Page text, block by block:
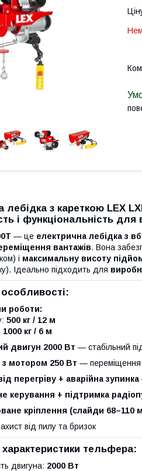
лебідка з кареткою LEX
і функціональність для
— це електрична лебідка з
вантажів. Вона
і максимальну висоту
Ідеально підходить для
роботи:
500 кг / 12 м
1000 кг / 6 м
двигун 2000 Вт — стабільний
з мотором 250 Вт — переміщення
перегріву + аварійна зупинка
керування + підтримка
кріплення (слайди 68–110
від пилу та бризок
характеристики тельфера:
двигуна: 2000 Вт